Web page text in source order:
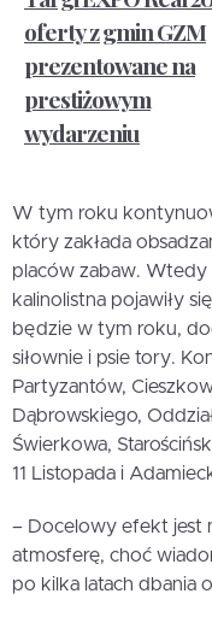
oferty z gmin GZM
prezentowane na
prestiżowym
wydarzeniu
W tym roku
który zakłada
placów zabaw.
kalinolistna pojawiły
będzie w tym roku,
siłownie i psie tory.
Partyzantów,
Dąbrowskiego,
Świerkowa,
11 Listopada i
– Docelowy efekt jest
atmosferę, choć
po kilka latach dbania